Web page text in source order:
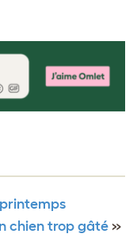
chien trop gâté »